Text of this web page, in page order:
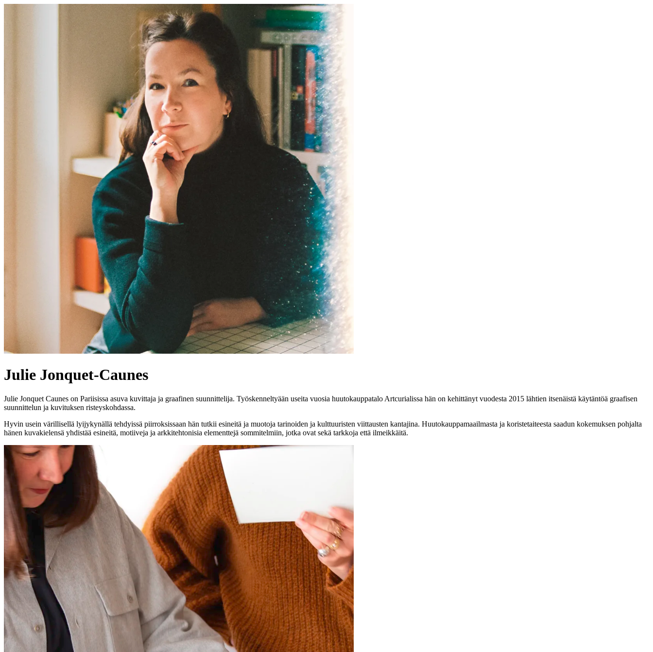
Julie Jonquet-Caunes
Julie Jonquet Caunes on Pariisissa asuva kuvittaja ja graafinen suunnittelija. Työskenneltyään useita vuosia huutokauppatalo Artcurialissa hän on kehittänyt vuodesta 2015 lähtien itsenäistä käytäntöä graafisen
suunnittelun ja kuvituksen risteyskohdassa.
Hyvin usein värillisellä lyijykynällä tehdyissä piirroksissaan hän tutkii esineitä ja muotoja tarinoiden ja kulttuuristen viittausten kantajina. Huutokauppamaailmasta ja koristetaiteesta saadun kokemuksen pohjalta
hänen kuvakielensä yhdistää esineitä, motiiveja ja arkkitehtonisia elementtejä sommitelmiin, jotka ovat sekä tarkkoja että ilmeikkäitä.